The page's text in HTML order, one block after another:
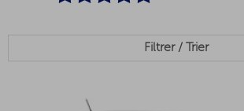
Filtrer / Trier